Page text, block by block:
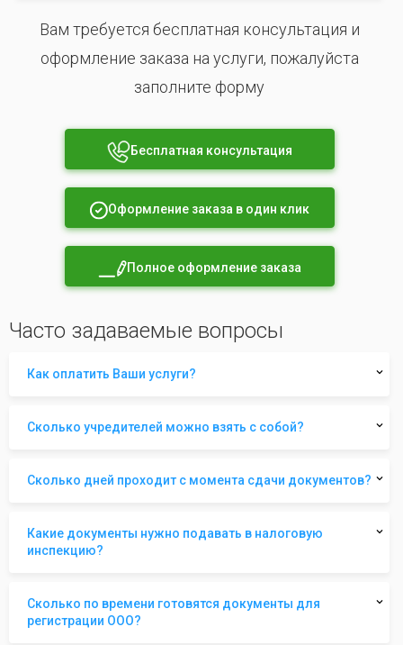
Вам требуется бесплатная консультация и
оформление заказа на услуги, пожалуйста
заполните форму
Бесплатная консультация
Оформление заказа в один клик
Полное оформление заказа
Часто задаваемые вопросы
Как оплатить Ваши услуги?
Сколько учредителей можно взять с собой?
Сколько дней проходит с момента сдачи документов?
Какие документы нужно подавать в налоговую
инспекцию?
Сколько по времени готовятся документы для
регистрации ООО?